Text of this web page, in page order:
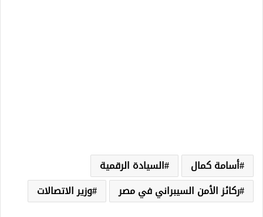
أسامة كمال
السيادة الرقمية
ركائز الأمن السيبراني في مصر
وزير الاتصالات